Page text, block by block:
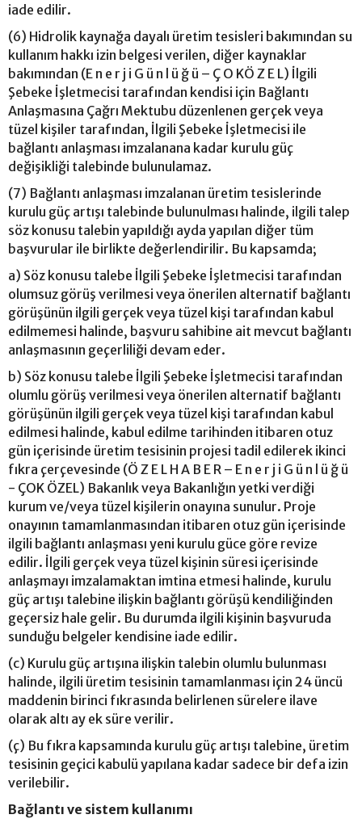
iade edilir.
(6) Hidrolik kaynağa dayalı üretim tesisleri bakımından su
kullanım hakkı izin belgesi verilen, diğer kaynaklar
bakımından (E n e r j i G ü n l ü ğ ü – Ç O KÖ Z E L) İlgili
Şebeke İşletmecisi tarafından kendisi için Bağlantı
Anlaşmasına Çağrı Mektubu düzenlenen gerçek veya
tüzel kişiler tarafından, İlgili Şebeke İşletmecisi ile
bağlantı anlaşması imzalanana kadar kurulu güç
değişikliği talebinde bulunulamaz.
(7) Bağlantı anlaşması imzalanan üretim tesislerinde
kurulu güç artışı talebinde bulunulması halinde, ilgili talep
söz konusu talebin yapıldığı ayda yapılan diğer tüm
başvurular ile birlikte değerlendirilir. Bu kapsamda;
a) Söz konusu talebe İlgili Şebeke İşletmecisi tarafından
olumsuz görüş verilmesi veya önerilen alternatif bağlantı
görüşünün ilgili gerçek veya tüzel kişi tarafından kabul
edilmemesi halinde, başvuru sahibine ait mevcut bağlantı
anlaşmasının geçerliliği devam eder.
b) Söz konusu talebe İlgili Şebeke İşletmecisi tarafından
olumlu görüş verilmesi veya önerilen alternatif bağlantı
görüşünün ilgili gerçek veya tüzel kişi tarafından kabul
edilmesi halinde, kabul edilme tarihinden itibaren otuz
gün içerisinde üretim tesisinin projesi tadil edilerek ikinci
fıkra çerçevesinde (Ö Z E L H A B E R – E n e r j i G ü n l ü ğ ü
- ÇOK ÖZEL) Bakanlık veya Bakanlığın yetki verdiği
kurum ve/veya tüzel kişilerin onayına sunulur. Proje
onayının tamamlanmasından itibaren otuz gün içerisinde
ilgili bağlantı anlaşması yeni kurulu güce göre revize
edilir. İlgili gerçek veya tüzel kişinin süresi içerisinde
anlaşmayı imzalamaktan imtina etmesi halinde, kurulu
güç artışı talebine ilişkin bağlantı görüşü kendiliğinden
geçersiz hale gelir. Bu durumda ilgili kişinin başvuruda
sunduğu belgeler kendisine iade edilir.
(c) Kurulu güç artışına ilişkin talebin olumlu bulunması
halinde, ilgili üretim tesisinin tamamlanması için 24 üncü
maddenin birinci fıkrasında belirlenen sürelere ilave
olarak altı ay ek süre verilir.
(ç) Bu fıkra kapsamında kurulu güç artışı talebine, üretim
tesisinin geçici kabulü yapılana kadar sadece bir defa izin
verilebilir.
Bağlantı ve sistem kullanımı